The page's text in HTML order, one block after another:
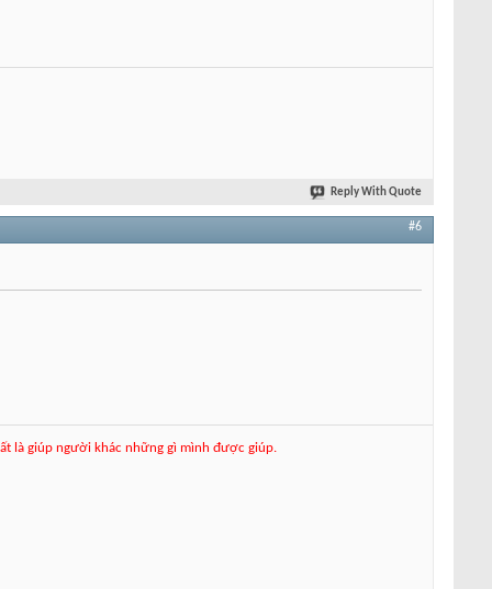
Reply With Quote
#6
là giúp người khác những gì mình được giúp.